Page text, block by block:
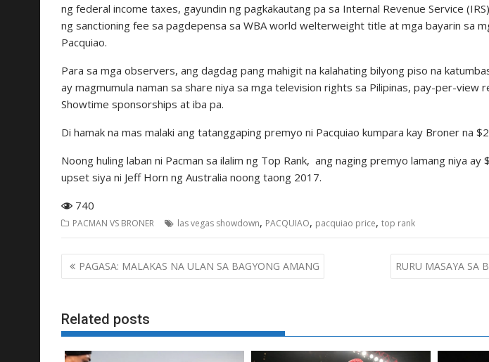
ng federal income taxes, gayundin ng pagkakautang pa sa Internal Revenue Service
ng sanctioning fee sa pagdepensa sa WBA world welterweight title at mga bayarin sa
Pacquiao.
Para sa mga observers, ang dagdag pang mahigit na kalahating bilyong piso na
ay magmumula naman sa share niya sa mga television rights sa Pilipinas, pay-per-view
Showtime sponsorships at iba pa.
Di hamak na mas malaki ang tatanggaping premyo ni Pacquiao kumpara kay Broner na
Noong huling laban ni Pacman sa ilalim ng Top Rank, ang naging premyo lamang niya ay
upset siya ni Jeff Horn ng Australia noong taong 2017.
740
PACMAN VS BRONER las vegas showdown, PACQUIAO, pacquiao price, top rank
Post
navigation
PAGASA: MALAKAS NA ULAN SA BAGYONG AMANG RURU MASAYA SA
Related posts